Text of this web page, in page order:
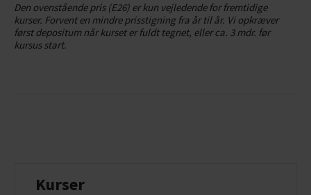
Den ovenstående pris (E26) er kun vejledende for fremtidige
kurser. Forvent en mindre prisstigning fra år til år. Vi opkræver
først depositum når kurset er fuldt tegnet, eller ca. 3 mdr. før
kursus start.
Kurser